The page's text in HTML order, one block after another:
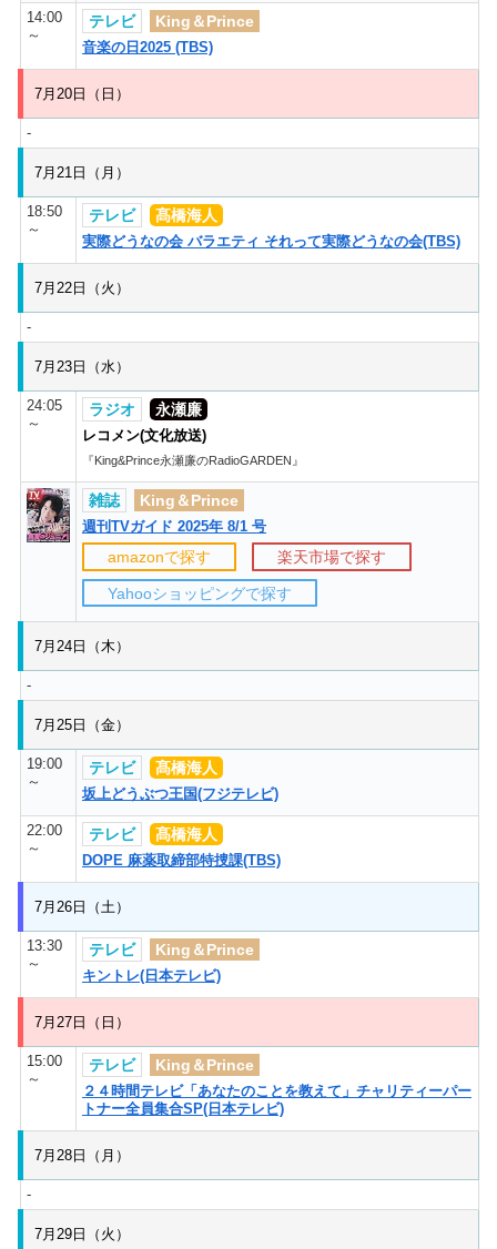
14:00
～
テレビ King＆Prince
音楽の日2025 (TBS)
7月20日（日）
-
7月21日（月）
18:50
～
テレビ 髙橋海人
実際どうなの会 バラエティ それって実際どうなの会(TBS)
7月22日（火）
-
7月23日（水）
24:05
～
ラジオ 永瀬廉
レコメン(文化放送)
『King&Prince永瀬廉のRadioGARDEN』
雑誌 King＆Prince
週刊TVガイド 2025年 8/1 号
amazonで探す 楽天市場で探す
Yahooショッピングで探す
7月24日（木）
-
7月25日（金）
19:00
～
テレビ 髙橋海人
坂上どうぶつ王国(フジテレビ)
22:00
～
テレビ 髙橋海人
DOPE 麻薬取締部特捜課(TBS)
7月26日（土）
13:30
～
テレビ King＆Prince
キントレ(日本テレビ)
7月27日（日）
15:00
～
テレビ King＆Prince
２４時間テレビ「あなたのことを教えて」チャリティーパー
トナー全員集合SP(日本テレビ)
7月28日（月）
-
7月29日（火）